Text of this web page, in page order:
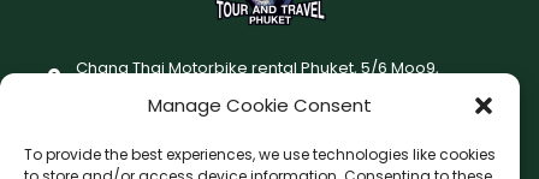
Manage Cookie Consent
To provide the best experiences, we use technologies like cookies
Chang Thai Motorbike rental Phuket, 5/6 Moo9,
Terms and Conditions